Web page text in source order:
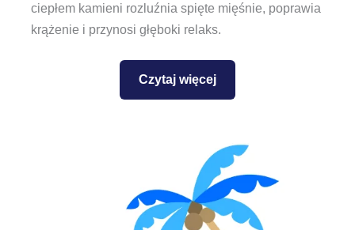
ciepłem kamieni rozluźnia spięte mięśnie, poprawia
krążenie i przynosi głęboki relaks.
Czytaj więcej